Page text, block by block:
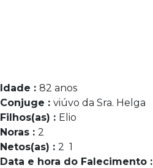
Idade : 82 anos
Conjuge : viúvo da Sra. Helga
Filhos(as) : Elio
Noras : 2
Netos(as) : 2 1
Data e hora do Falecimento :